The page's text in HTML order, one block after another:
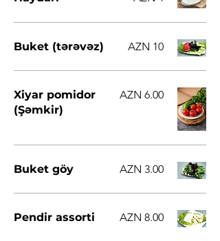
Buket (tərəvəz) AZN 10
Xiyar pomidor
(Şəmkir)
AZN 6.00
Buket göy AZN 3.00
Pendir assorti AZN 8.00